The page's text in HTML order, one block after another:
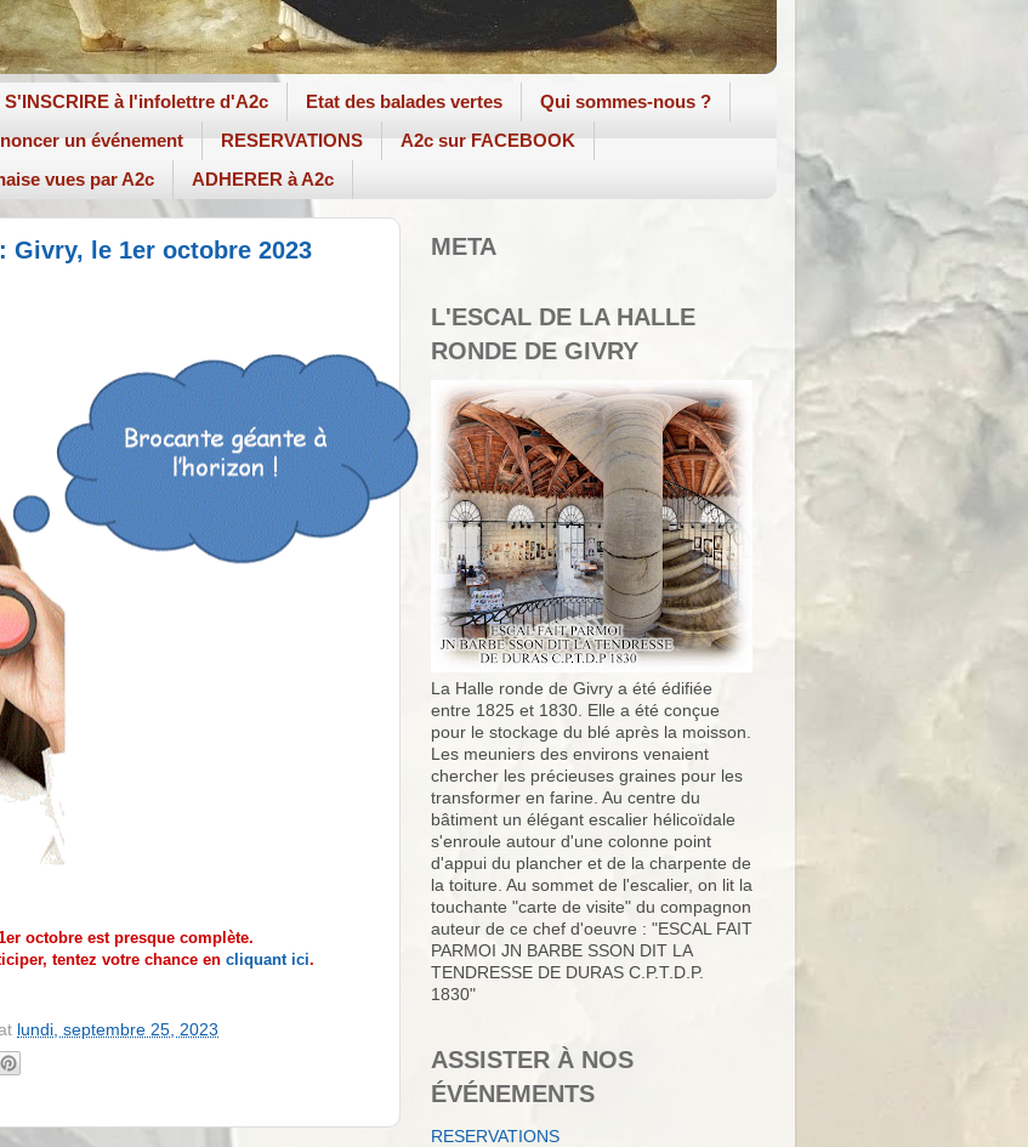
S'INSCRIRE à l'infolettre d'A2c Etat des balades vertes
Qui sommes-nous ?
un événement RESERVATIONS
A2c sur FACEBOOK
vues par A2c
ADHERER à A2c
Givry, le 1er octobre 2023
octobre est presque complète.
tentez votre chance en cliquant ici.
lundi, septembre 25, 2023
META
L'ESCAL DE LA HALLE
RONDE DE GIVRY
La Halle ronde de Givry a été édifiée
entre 1825 et 1830. Elle a été conçue
pour le stockage du blé après la moisson.
Les meuniers des environs venaient
chercher les précieuses graines pour les
transformer en farine. Au centre du
bâtiment un élégant escalier hélicoïdale
s'enroule autour d'une colonne point
d'appui du plancher et de la charpente de
la toiture. Au sommet de l'escalier, on lit la
touchante "carte de visite" du compagnon
auteur de ce chef d'oeuvre : "ESCAL FAIT
PARMOI JN BARBE SSON DIT LA
TENDRESSE DE DURAS C.P.T.D.P.
1830"
ASSISTER À NOS
ÉVÉNEMENTS
RESERVATIONS